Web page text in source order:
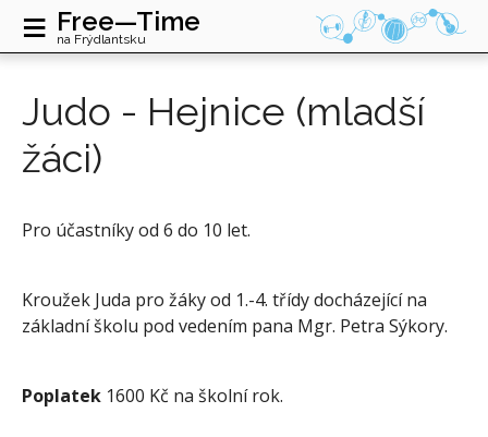
≡ Free—Time
na Frýdlantsku
Judo - Hejnice (mladší
žáci)
Pro účastníky od 6 do 10 let.
Kroužek Juda pro žáky od 1.-4. třídy docházející na
základní školu pod vedením pana Mgr. Petra Sýkory.
Poplatek 1600 Kč na školní rok.